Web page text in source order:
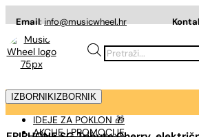
Email:info@musicwheel.hr
Products
search
IZBORNIK IZBORNIK
IDEJE ZA POKLON 🎁
AKCIJE I PROMOCIJE